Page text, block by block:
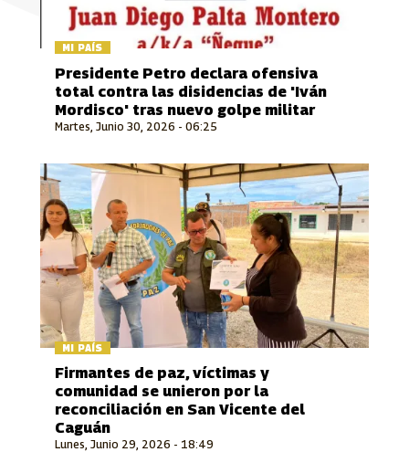
MI PAÍS
Martes, Junio 30, 2026 - 06:25
Presidente Petro declara ofensiva
total contra las disidencias de 'Iván
Mordisco' tras nuevo golpe militar
MI PAÍS
Lunes, Junio 29, 2026 - 18:49
Firmantes de paz, víctimas y
comunidad se unieron por la
reconciliación en San Vicente del
Caguán